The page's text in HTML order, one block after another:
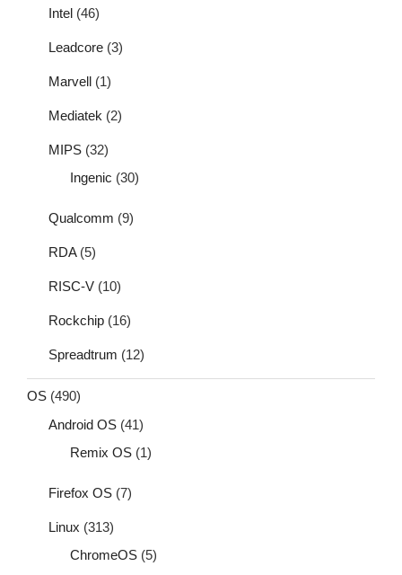
Intel (46)
Leadcore (3)
Marvell (1)
Mediatek (2)
MIPS (32)
Ingenic (30)
Qualcomm (9)
RDA(5)
RISC-V (10)
Rockchip (16)
Spreadtrum (12)
OS (490)
Android OS (41)
Remix OS (1)
Firefox OS (7)
Linux (313)
ChromeOS (5)